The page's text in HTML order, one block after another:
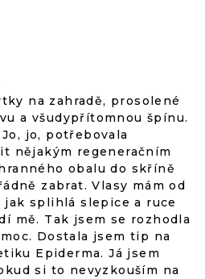
na zahradě, prosolené
a všudypřítomnou špínu.
jo, potřebovala
nějakým regeneračním
obalu do skříně
zabrat. Vlasy mám od
jak splihlá slepice a ruce
mě. Tak jsem se rozhodla
Dostala jsem tip na
Epiderma. Já jsem
si to nevyzkouším na